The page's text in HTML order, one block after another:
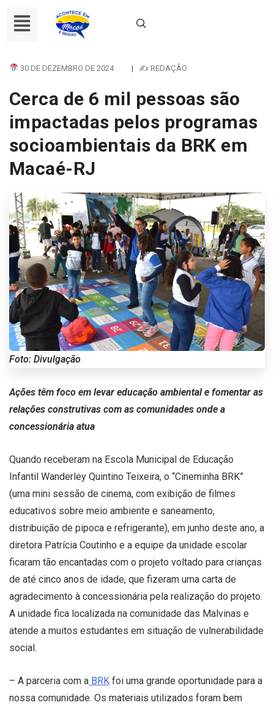
30 DE DEZEMBRO DE 2024 | ✍ REDAÇÃO
Cerca de 6 mil pessoas são
impactadas pelos programas
socioambientais da BRK em
Macaé-RJ
Foto: Divulgação
Ações têm foco em levar educação ambiental e fomentar as
relações construtivas com as comunidades onde a
concessionária atua
Quando receberam na Escola Municipal de Educação
Infantil Wanderley Quintino Teixeira, o “Cineminha BRK”
(uma mini sessão de cinema, com exibição de filmes
educativos sobre meio ambiente e saneamento,
distribuição de pipoca e refrigerante), em junho deste ano, a
diretora Patrícia Coutinho e a equipe da unidade escolar
ficaram tão encantadas com o projeto voltado para crianças
de até cinco anos de idade, que fizeram uma carta de
agradecimento à concessionária pela realização do projeto.
A unidade fica localizada na comunidade das Malvinas e
atende a muitos estudantes em situação de vulnerabilidade
social.
– A parceria com a BRK foi uma grande oportunidade para a
nossa comunidade. Os materiais utilizados foram bem